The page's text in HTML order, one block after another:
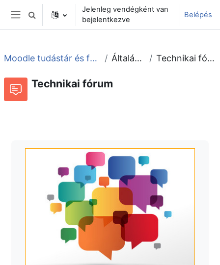
Tovább a fő tartalomhoz
Oldalpanel
Keresési bemeneti adatok váltása
Jelenleg vendégként van
bejelentkezve
Belépés
Moodle tudástár és fórum Általános Technikai fórum
Technikai fórum